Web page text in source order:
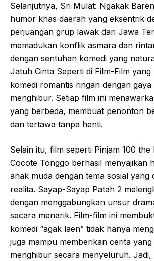
Selanjutnya, Sri Mulat: Ngakak
humor khas daerah yang eksentrik
perjuangan grup lawak dari Jawa
memadukan konflik asmara dan
dengan sentuhan komedi yang
Jatuh Cinta Seperti di Film-Film yang
komedi romantis ringan dengan
menghibur. Setiap film ini
yang berbeda, membuat penonton
dan tertawa tanpa henti.
Selain itu, film seperti Pinjam 100 the
Cocote Tonggo berhasil menyajikan
anak muda dengan tema sosial yang
realita. Sayap-Sayap Patah 2
dengan menggabungkan unsur
secara menarik. Film-film ini
komedi “agak laen” tidak hanya
juga mampu memberikan cerita
menghibur secara menyeluruh. Jadi,